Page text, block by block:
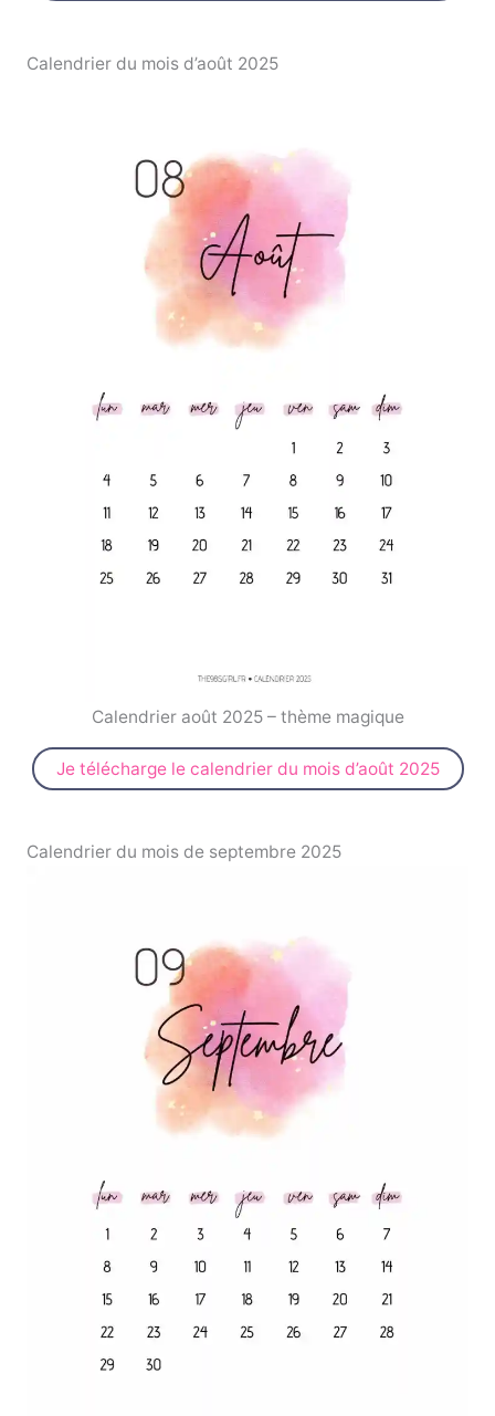
Calendrier du mois d’août 2025
Calendrier août 2025 – thème magique
Je télécharge le calendrier du mois d’août 2025
Calendrier du mois de septembre 2025